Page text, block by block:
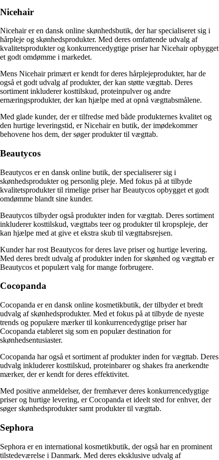
Nicehair
Nicehair er en dansk online skønhedsbutik, der har specialiseret sig i
hårpleje og skønhedsprodukter. Med deres omfattende udvalg af
kvalitetsprodukter og konkurrencedygtige priser har Nicehair opbygget
et godt omdømme i markedet.
Mens Nicehair primært er kendt for deres hårplejeprodukter, har de
også et godt udvalg af produkter, der kan støtte vægttab. Deres
sortiment inkluderer kosttilskud, proteinpulver og andre
ernæringsprodukter, der kan hjælpe med at opnå vægttabsmålene.
Med glade kunder, der er tilfredse med både produkternes kvalitet og
den hurtige leveringstid, er Nicehair en butik, der imødekommer
behovene hos dem, der søger produkter til vægttab.
Beautycos
Beautycos er en dansk online butik, der specialiserer sig i
skønhedsprodukter og personlig pleje. Med fokus på at tilbyde
kvalitetsprodukter til rimelige priser har Beautycos opbygget et godt
omdømme blandt sine kunder.
Beautycos tilbyder også produkter inden for vægttab. Deres sortiment
inkluderer kosttilskud, vægttabs teer og produkter til kropspleje, der
kan hjælpe med at give et ekstra skub til vægttabsrejsen.
Kunder har rost Beautycos for deres lave priser og hurtige levering.
Med deres bredt udvalg af produkter inden for skønhed og vægttab er
Beautycos et populært valg for mange forbrugere.
Cocopanda
Cocopanda er en dansk online kosmetikbutik, der tilbyder et bredt
udvalg af skønhedsprodukter. Med et fokus på at tilbyde de nyeste
trends og populære mærker til konkurrencedygtige priser har
Cocopanda etableret sig som en populær destination for
skønhedsentusiaster.
Cocopanda har også et sortiment af produkter inden for vægttab. Deres
udvalg inkluderer kosttilskud, proteinbarer og shakes fra anerkendte
mærker, der er kendt for deres effektivitet.
Med positive anmeldelser, der fremhæver deres konkurrencedygtige
priser og hurtige levering, er Cocopanda et ideelt sted for enhver, der
søger skønhedsprodukter samt produkter til vægttab.
Sephora
Sephora er en international kosmetikbutik, der også har en prominent
tilstedeværelse i Danmark. Med deres eksklusive udvalg af